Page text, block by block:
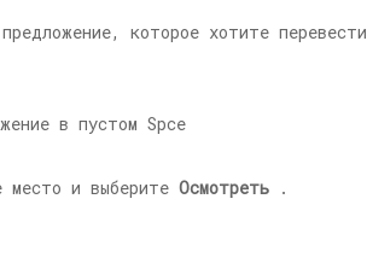
которое хотите
место и выберите Осмотреть .